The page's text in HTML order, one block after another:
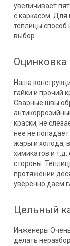
увеличивает
с каркасом. Для
теплицы
выбор.
Оцинковка
Наша
гайки и прочий
Сварные швы
краски, не
нее не
жары и холода,
химикатов и
стороны.
протяжении
уверенно даем
Цельный
Инженеры
делать